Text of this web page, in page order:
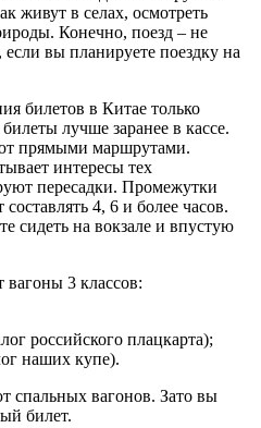
живут в селах, осмотреть
Конечно, поезд – не
вы планируете поездку на
билетов в Китае только
лучше заранее в кассе.
прямыми маршрутами.
интересы тех
пересадки. Промежутки
4, 6 и более часов.
сидеть на вокзале и впустую
вагоны 3 классов:
российского плацкарта);
наших купе).
вагонов. Зато вы
билет.